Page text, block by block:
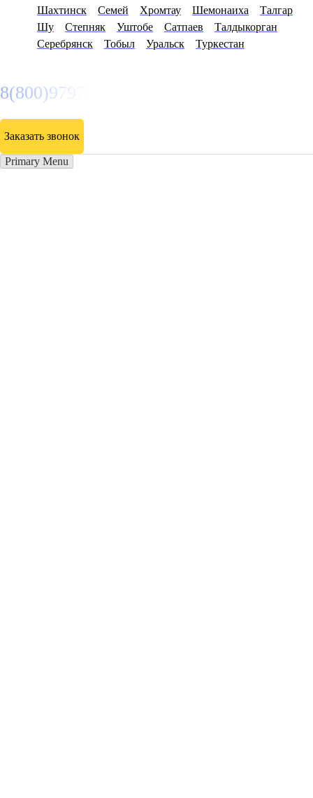
Шахтинск
Семей Хромтау Шемонаиха
Талгар
Шу
Степняк Уштобе Сатпаев
Талдыкорган
Серебрянск
Тобыл Уральск Туркестан
8(800)9797043
Заказать звонок
Primary Menu